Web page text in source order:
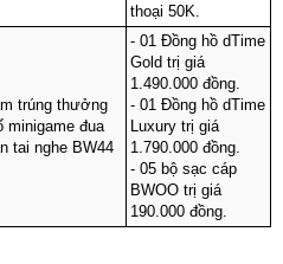
thoại 50K.
trúng thưởng
minigame đua
tai nghe BW44
- 01 Đồng hồ dTime
Gold trị giá
1.490.000 đồng.
- 01 Đồng hồ dTime
Luxury trị giá
1.790.000 đồng.
- 05 bộ sạc cáp
BWOO trị giá
190.000 đồng.